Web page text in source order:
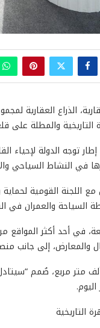
الذراع العقارية
التاريخية والمطلة على
إطار توجه الدولة
في النشاط السياحي
اللجنة القومية
السياحة والعمران في
في أحد أكثر المواقع
والمعارض، إلى
مساحة تقارب 60 ألف متر
التاريخية